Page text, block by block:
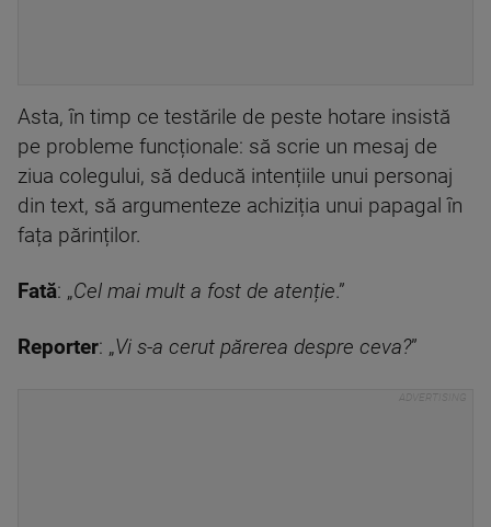
Asta, în timp ce testările de peste hotare insistă
pe probleme funcționale: să scrie un mesaj de
ziua colegului, să deducă intențiile unui personaj
din text, să argumenteze achiziția unui papagal în
fața părinților.
Fată: „Cel mai mult a fost de atenție.”
Reporter: „Vi s-a cerut părerea despre ceva?”